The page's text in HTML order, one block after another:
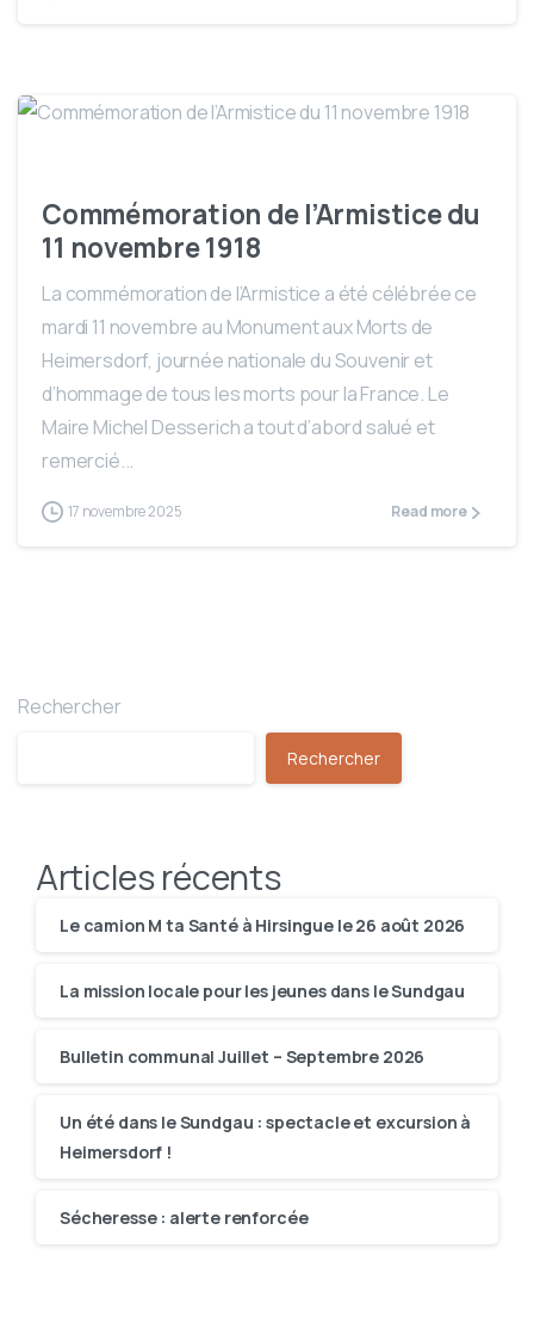
Commémoration de l’Armistice du
11 novembre 1918
La commémoration de l’Armistice a été célébrée ce
mardi 11 novembre au Monument aux Morts de
Heimersdorf, journée nationale du Souvenir et
d’hommage de tous les morts pour la France. Le
Maire Michel Desserich a tout d’abord salué et
remercié...
17 novembre 2025 Read more
Rechercher
Rechercher
Articles récents
Le camion M ta Santé à Hirsingue le 26 août 2026
La mission locale pour les jeunes dans le Sundgau
Bulletin communal Juillet – Septembre 2026
Un été dans le Sundgau : spectacle et excursion à
Heimersdorf !
Sécheresse : alerte renforcée